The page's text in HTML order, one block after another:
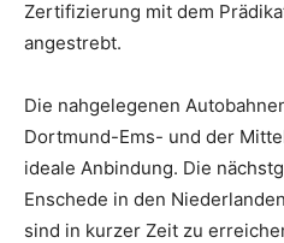
Zertifizierung mit dem
angestrebt.
Die nahgelegenen
Dortmund-Ems- und der
ideale Anbindung. Die
Enschede in den
sind in kurzer Zeit zu